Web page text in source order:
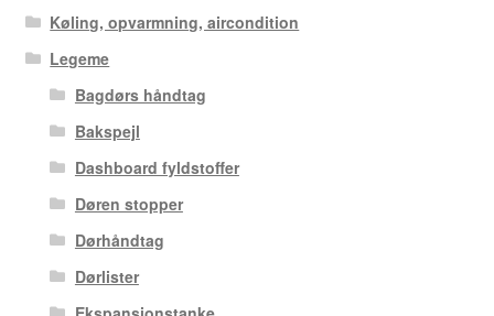
Køling, opvarmning, aircondition
Legeme
Bagdørs håndtag
Bakspejl
Dashboard fyldstoffer
Døren stopper
Dørhåndtag
Dørlister